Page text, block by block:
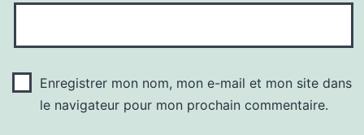
Enregistrer mon nom, mon e-mail et mon site dans
le navigateur pour mon prochain commentaire.